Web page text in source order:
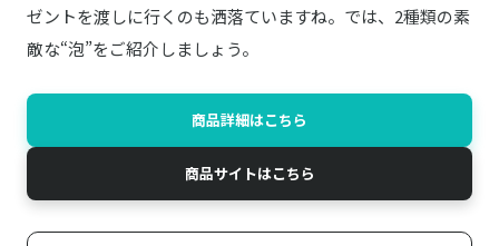
ゼントを渡しに行くのも洒落ていますね。では、2種類の素
敵な“泡”をご紹介しましょう。
商品詳細はこちら
商品サイトはこちら